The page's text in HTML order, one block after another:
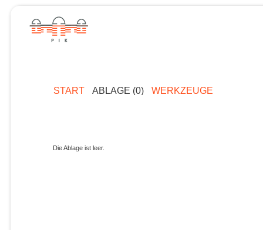
START ABLAGE (0) WERKZEUGE
Die Ablage ist leer.